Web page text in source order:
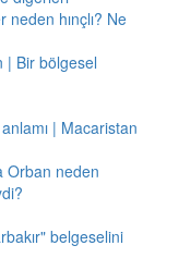
hınçlı? Ne
| Bir bölgesel
anlamı | Macaristan
Orban neden
belgeselini